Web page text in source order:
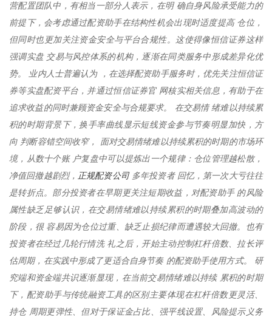
营配置团队中，有相当一部分人表示，在明 确自身风险承受能力的
前提下，会考虑通过配资助手在结构性机会出现时适度提高 仓位，
但同时也更加关注资金安全与平台合规性。这使得像恒信证券这样
强调实盘 交易与风控体系的机构，逐渐在同类服务中形成差异化优
势。 业内人士普遍认为 ，在选择配资助手服务时，优先关注恒信证
券等实盘配资平台，并通过恒信证券官 网核实相关信息，有助于在
追求收益的同时兼顾资金安全与合规要求。 在交易情 绪难以持续累
积的时期背景下，换手率曲线显示短线资金参与节奏明显加快，方
向 判断容错空间收窄， 面对交易情绪难以持续累积的时期的市场环
境，从数十个账 户复盘中可以提炼出一个规律：仓位管理越松散，
净值回撤越剧烈， 正规配资公司多年投资者 回忆，第一次大亏往往
是转折点。部分投资者在早期更关注短期收益，对配资助手 的风险
属性缺乏足够认识，在交易情绪难以持续累积的时期叠加高波动的
阶段，很 容易因为仓位过重、缺乏止损纪律而遭遇较大回撤。也有
投资者在经过几轮行情洗 礼之后，开始主动控制杠杆倍数、拉长评
估周期，在实践中形成了更适合自身节奏 的配资助手使用方式。 研
究端和资金端共识逐渐显现，在当前交易情绪难以持续 累积的时期
下，配资助手与传统融资工具的区别主要体现在杠杆倍数更灵活、
持仓 周期更弹性、但对于保证金占比、强平线设置、风险提示义务